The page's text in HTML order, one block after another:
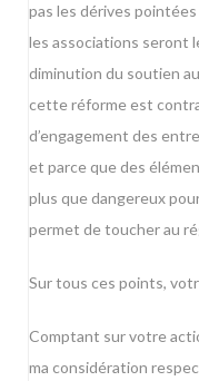
pas les dérives
les associations seront
diminution du soutien
cette réforme est
d’engagement des
et parce que des
plus que dangereux
permet de toucher au
Sur tous ces points,
Comptant sur votre
ma considération